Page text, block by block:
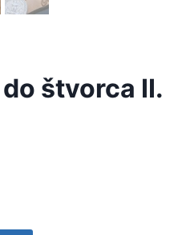
štvorca II.